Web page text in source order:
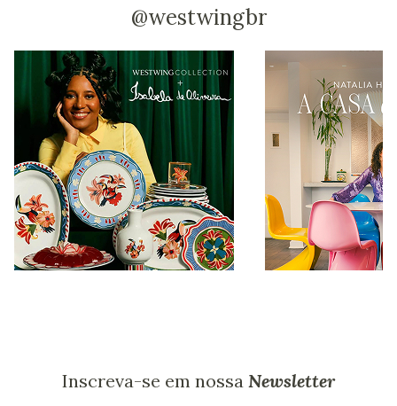
@westwingbr
Inscreva-se em nossa Newsletter